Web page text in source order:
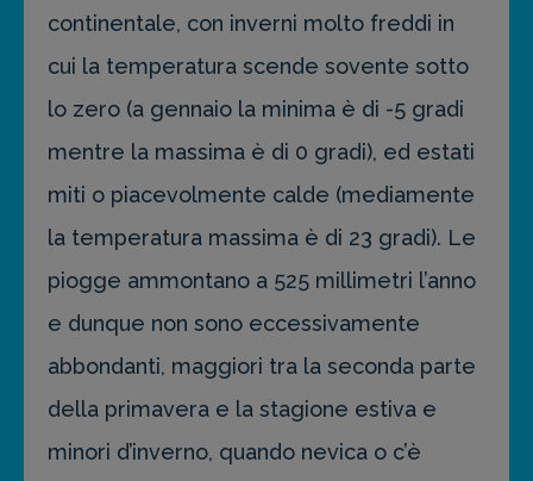
continentale, con inverni molto freddi in
cui la temperatura scende sovente sotto
lo zero (a gennaio la minima è di -5 gradi
mentre la massima è di 0 gradi), ed estati
miti o piacevolmente calde (mediamente
la temperatura massima è di 23 gradi). Le
piogge ammontano a 525 millimetri l’anno
e dunque non sono eccessivamente
abbondanti, maggiori tra la seconda parte
della primavera e la stagione estiva e
minori d’inverno, quando nevica o c’è